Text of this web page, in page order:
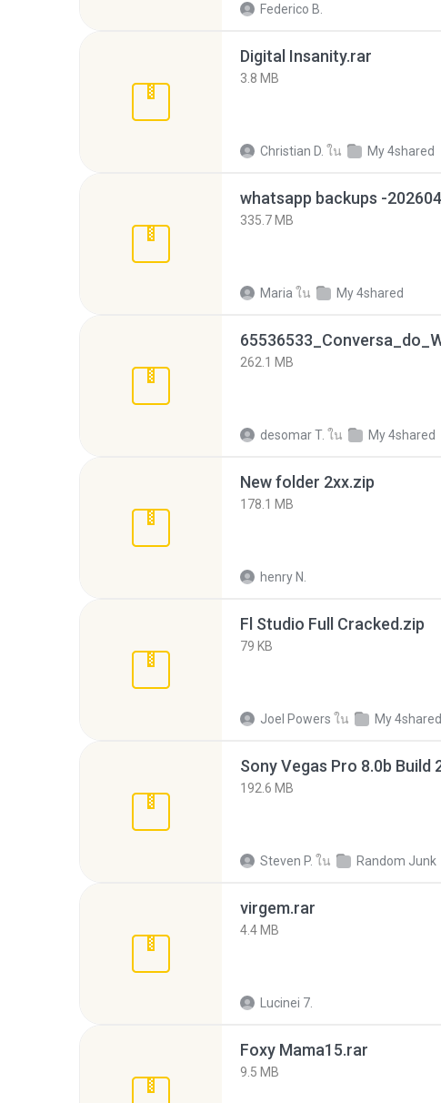
Federico B.
Digital Insanity.rar
3.8 MB
Christian D. ใน My 4shared
335.7 MB
Maria ใน My 4shared
262.1 MB
desomar T. ใน My 4shared
New folder 2xx.zip
178.1 MB
henry N.
Fl Studio Full Cracked.zip
79 KB
Joel Powers ใน My 4shared
192.6 MB
Steven P. ใน Random Junk
virgem.rar
4.4 MB
Lucinei 7.
Foxy Mama15.rar
9.5 MB